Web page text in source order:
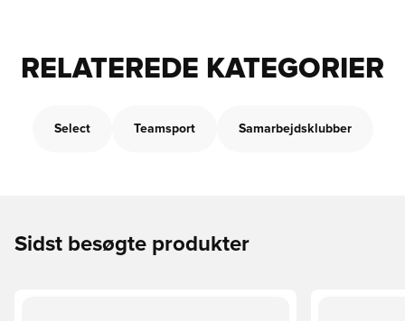
RELATEREDE KATEGORIER
Select Teamsport Samarbejdsklubber
Sidst besøgte produkter